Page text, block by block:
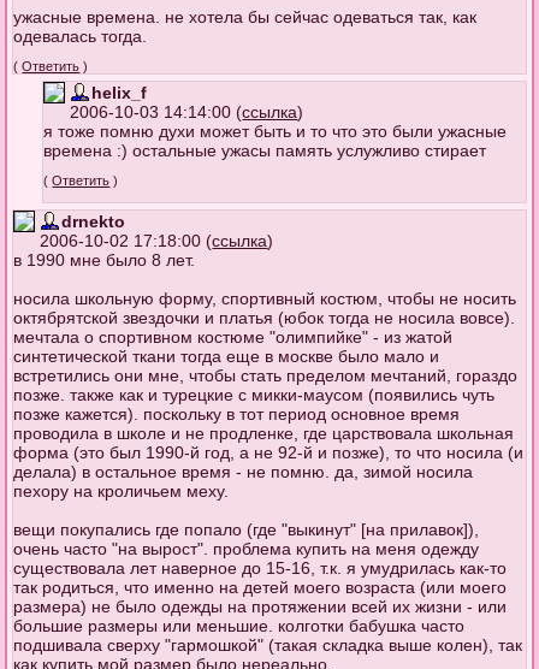
ужасные времена. не хотела бы сейчас одеваться так, как
одевалась тогда.
(Ответить )
helix_f
2006-10-03 14:14:00 (ссылка)
я тоже помню духи может быть и то что это были ужасные
времена :) остальные ужасы память услужливо стирает
(Ответить )
drnekto
2006-10-02 17:18:00 (ссылка)
в 1990 мне было 8 лет.
носила школьную форму, спортивный костюм, чтобы не носить
октябрятской звездочки и платья (юбок тогда не носила вовсе).
мечтала о спортивном костюме "олимпийке" - из жатой
синтетической ткани тогда еще в москве было мало и
встретились они мне, чтобы стать пределом мечтаний, гораздо
позже. также как и турецкие с микки-маусом (появились чуть
позже кажется). поскольку в тот период основное время
проводила в школе и не продленке, где царствовала школьная
форма (это был 1990-й год, а не 92-й и позже), то что носила (и
делала) в остальное время - не помню. да, зимой носила
пехору на кроличьем меху.
вещи покупались где попало (где "выкинут" [на прилавок]),
очень часто "на вырост". проблема купить на меня одежду
существовала лет наверное до 15-16, т.к. я умудрилась как-то
так родиться, что именно на детей моего возраста (или моего
размера) не было одежды на протяжении всей их жизни - или
большие размеры или меньшие. колготки бабушка часто
подшивала сверху "гармошкой" (такая складка выше колен), так
как купить мой размер было нереально.